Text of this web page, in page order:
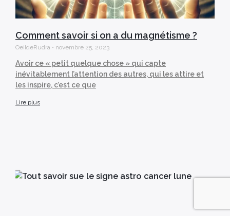
Comment savoir si on a du magnétisme ?
OeildeRudra novembre 25, 2023
Avoir ce « petit quelque chose » qui capte
inévitablement l’attention des autres, qui les attire et
les inspire, c’est ce que
Lire plus